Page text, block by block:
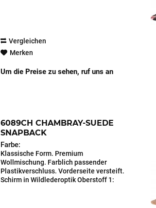
Vergleichen
Merken
Um die Preise zu sehen, ruf uns an
6089CH CHAMBRAY-SUEDE
SNAPBACK
Farbe:
Klassische Form. Premium
Wollmischung. Farblich passender
Plastikverschluss. Vorderseite versteift.
Schirm in Wildlederoptik Oberstoff 1: